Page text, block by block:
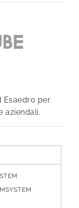
Esaedro per
aziendali.